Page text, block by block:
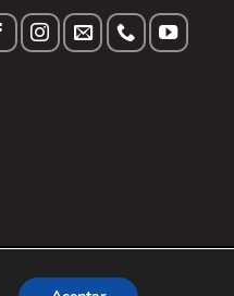
Aviso Legal